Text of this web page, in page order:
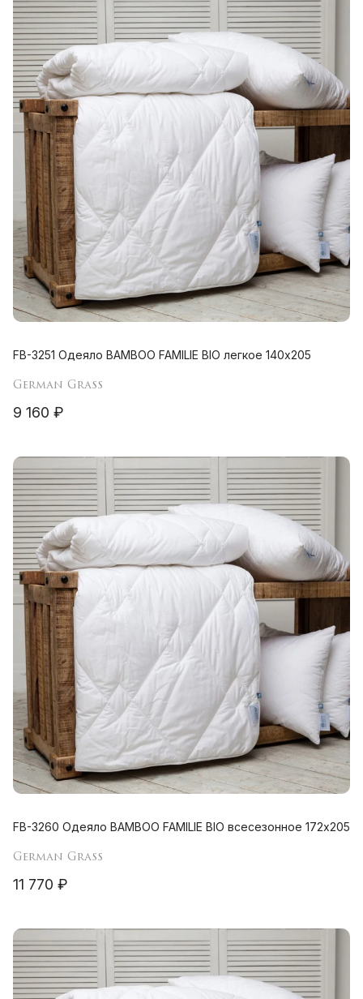
FB-3251 Одеяло BAMBOO FAMILIE BIO легкое 140x205
German Grass
9 160 ₽
FB-3260 Одеяло BAMBOO FAMILIE BIO всесезонное 172х205
German Grass
11 770 ₽